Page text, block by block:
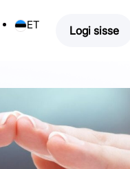
ET Logi sisse